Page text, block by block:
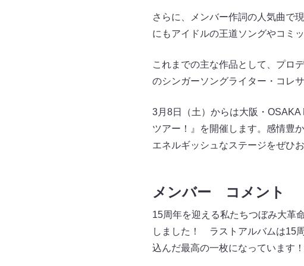
さらに、メンバー作詞の人気曲で
にもアイドルの王道ソングやコミ
これまでの主な作品として、プロ
のシンガーソングライター・コレ
3月8日（土）からは大阪・
ツアー！』を開催します。感情豊
エネルギッシュなステージをぜひ
メンバー コメント
15周年を迎える私たちつぼみ大革
しました！ ラストアルバムは15
込んだ最高の一枚になっています！